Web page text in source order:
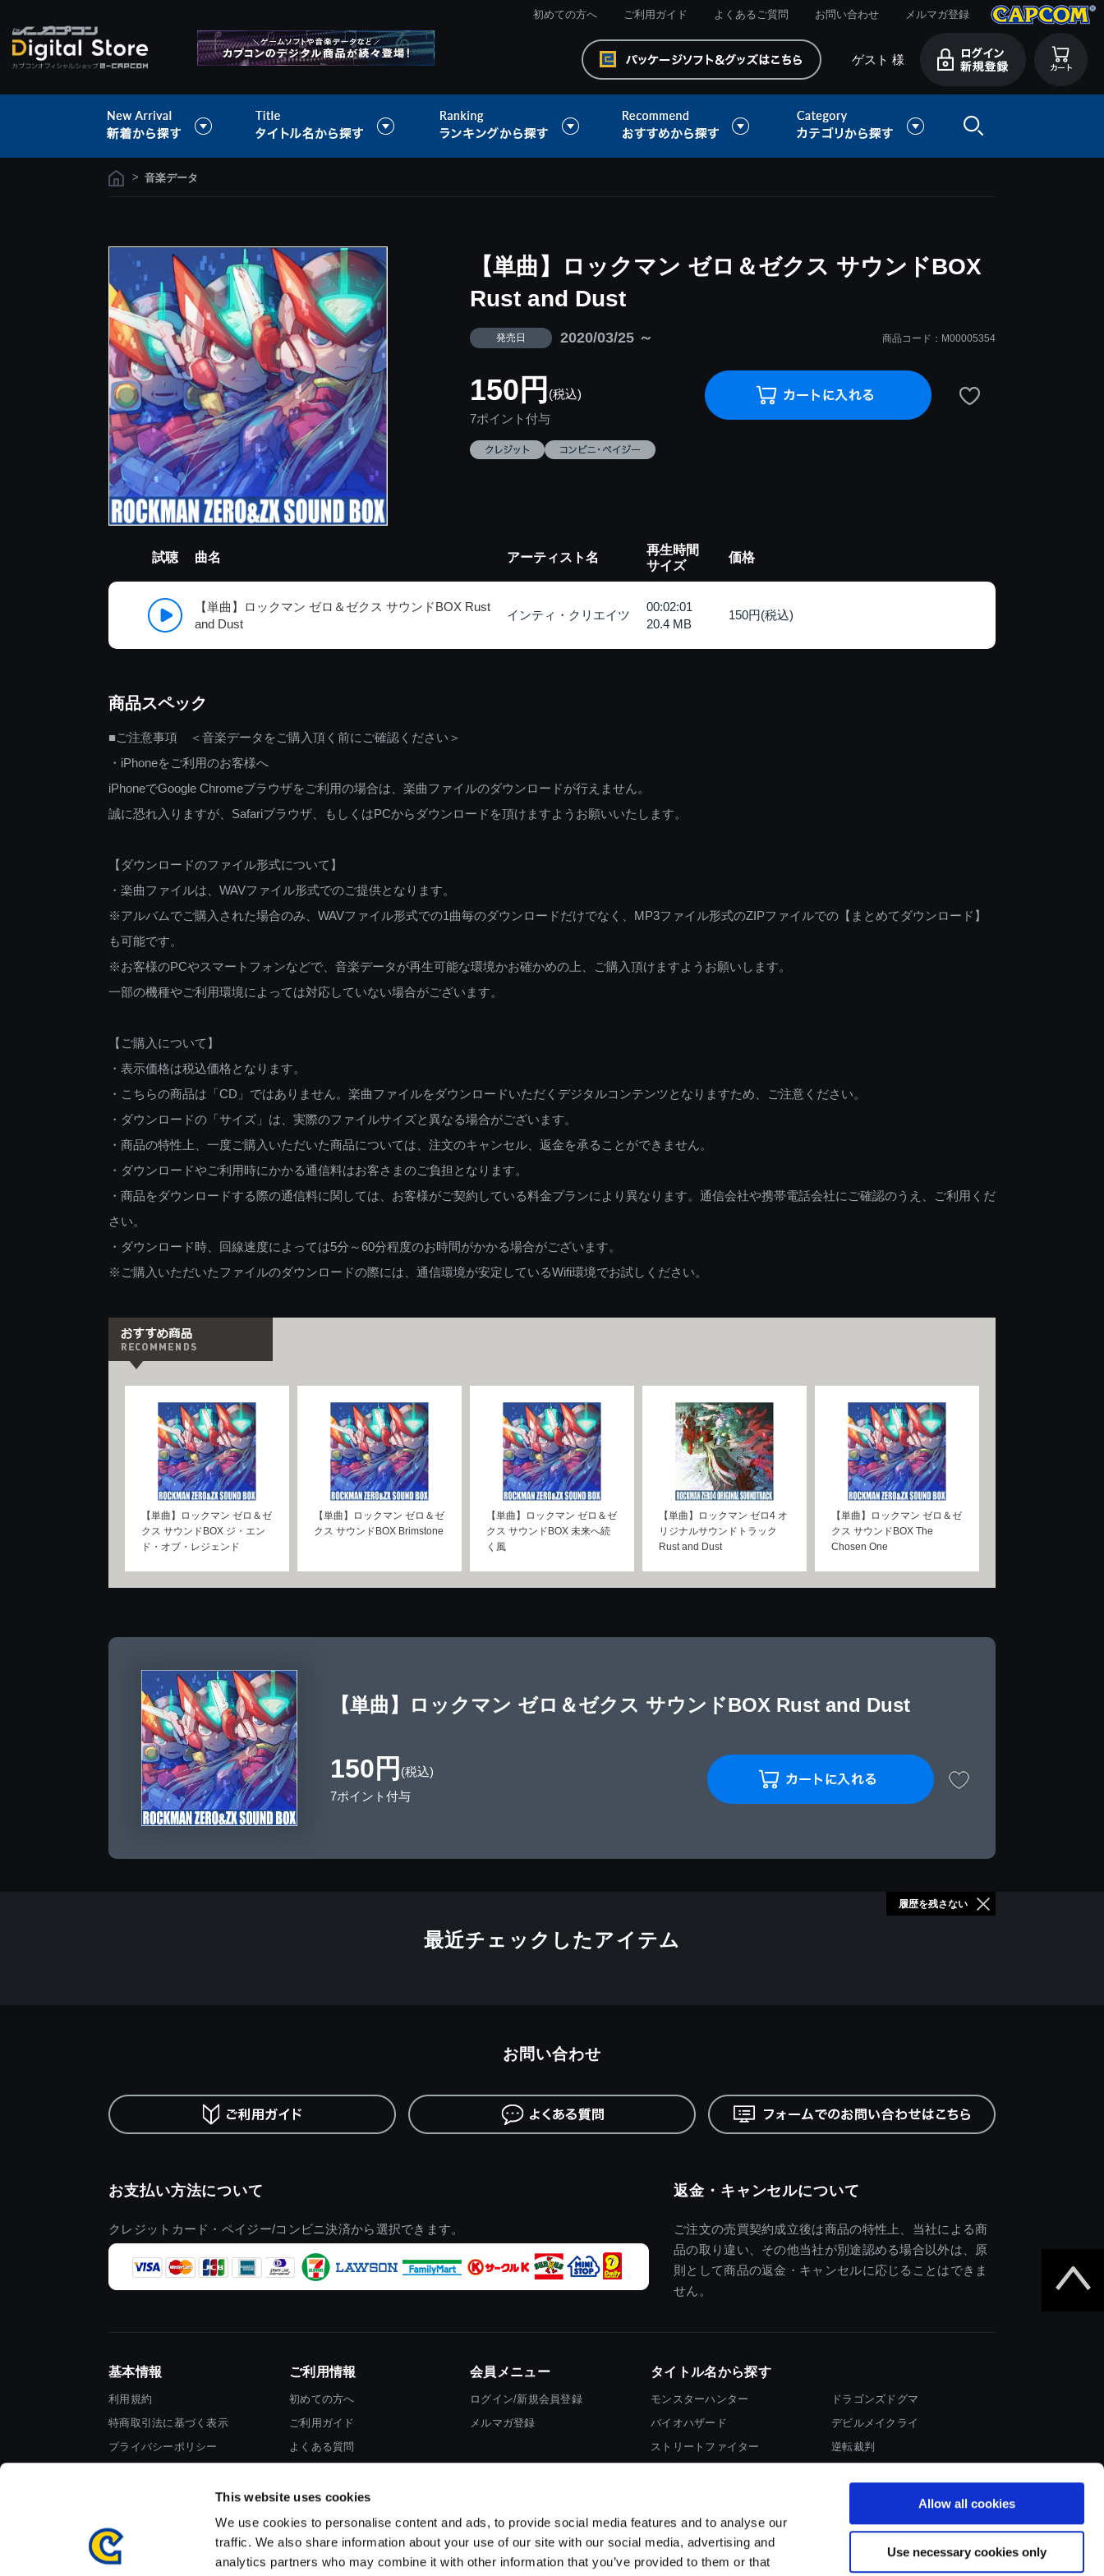
This website uses cookies
We use cookies to personalise content and ads, to provide social media features and to analyse our
traffic. We also share information about your use of our site with our social media, advertising and
analytics partners who may combine it with other information that you’ve provided to them or that
Allow all cookies
Use necessary cookies only
初めての方へ ご利用ガイド よくあるご質問 お問い合わせ メルマガ登録
ゲスト 様
> 音楽データ
【単曲】ロックマン ゼロ＆ゼクス サウンドBOX
Rust and Dust
発売日 2020/03/25 ～ 商品コード：M00005354
150円 (税込)
7ポイント付与
試聴 曲名 アーティスト名
再生時間
サイズ
価格
【単曲】ロックマン ゼロ＆ゼクス サウンドBOX Rust
and Dust
インティ・クリエイツ
00:02:01
20.4 MB
150円(税込)
商品スペック
■ご注意事項 ＜音楽データをご購入頂く前にご確認ください＞
・iPhoneをご利用のお客様へ
iPhoneでGoogle Chromeブラウザをご利用の場合は、楽曲ファイルのダウンロードが行えません。
誠に恐れ入りますが、Safariブラウザ、もしくはPCからダウンロードを頂けますようお願いいたします。
【ダウンロードのファイル形式について】
・楽曲ファイルは、WAVファイル形式でのご提供となります。
※アルバムでご購入された場合のみ、WAVファイル形式での1曲毎のダウンロードだけでなく、MP3ファイル形式のZIPファイルでの【まとめてダウンロード】
も可能です。
※お客様のPCやスマートフォンなどで、音楽データが再生可能な環境かお確かめの上、ご購入頂けますようお願いします。
一部の機種やご利用環境によっては対応していない場合がございます。
【ご購入について】
・表示価格は税込価格となります。
・こちらの商品は「CD」ではありません。楽曲ファイルをダウンロードいただくデジタルコンテンツとなりますため、ご注意ください。
・ダウンロードの「サイズ」は、実際のファイルサイズと異なる場合がございます。
・商品の特性上、一度ご購入いただいた商品については、注文のキャンセル、返金を承ることができません。
・ダウンロードやご利用時にかかる通信料はお客さまのご負担となります。
・商品をダウンロードする際の通信料に関しては、お客様がご契約している料金プランにより異なります。通信会社や携帯電話会社にご確認のうえ、ご利用くだ
さい。
・ダウンロード時、回線速度によっては5分～60分程度のお時間がかかる場合がございます。
※ご購入いただいたファイルのダウンロードの際には、通信環境が安定しているWifi環境でお試しください。
【単曲】ロックマン ゼロ＆ゼ
クス サウンドBOX ジ・エン
ド・オブ・レジェンド
【単曲】ロックマン ゼロ＆ゼ
クス サウンドBOX Brimstone
【単曲】ロックマン ゼロ＆ゼ
クス サウンドBOX 未来へ続
く風
【単曲】ロックマン ゼロ4 オ
リジナルサウンドトラック
Rust and Dust
【単曲】ロックマン ゼロ＆ゼ
クス サウンドBOX The
Chosen One
【単曲】ロックマン ゼロ＆ゼクス サウンドBOX Rust and Dust
150円 (税込)
7ポイント付与
最近チェックしたアイテム
履歴を残さない
お支払い方法について
クレジットカード・ペイジー/コンビニ決済から選択できます。
返金・キャンセルについて
ご注文の売買契約成立後は商品の特性上、当社による商
品の取り違い、その他当社が別途認める場合以外は、原
則として商品の返金・キャンセルに応じることはできま
せん。
お問い合わせ
基本情報
利用規約
特商取引法に基づく表示
プライバシーポリシー
ご利用情報
初めての方へ
ご利用ガイド
よくある質問
会員メニュー
ログイン/新規会員登録
メルマガ登録
タイトル名から探す
モンスターハンター
バイオハザード
ストリートファイター
ドラゴンズドグマ
デビルメイクライ
逆転裁判